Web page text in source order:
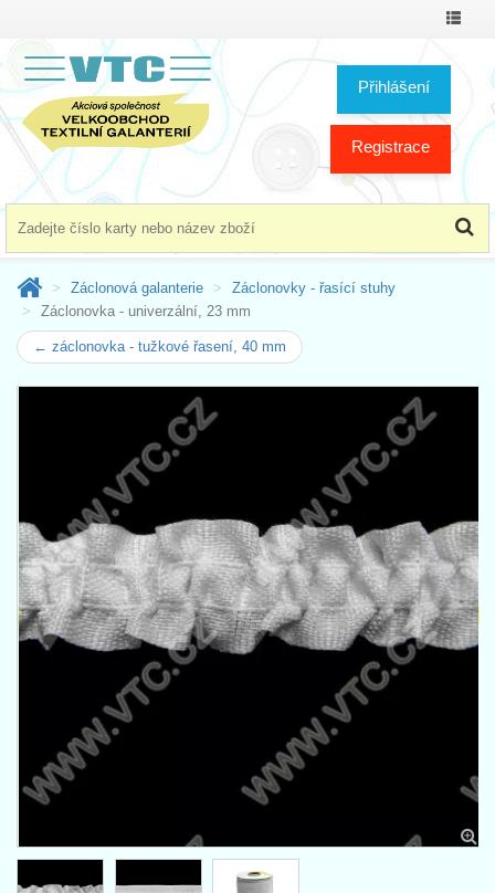
Přihlášení
Registrace
Záclonová galanterie
Záclonovky - řasící stuhy
Záclonovka - univerzální, 23 mm
← záclonovka - tužkové řasení, 40 mm